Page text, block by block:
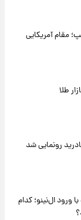
مقام آمریکایی
طلا
رونمایی شد
ورود ال‌نینو؛ کدام